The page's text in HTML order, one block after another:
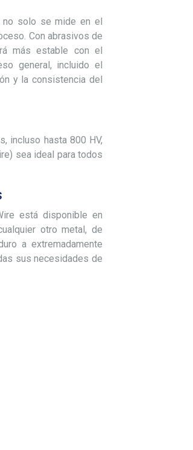
no solo se mide en el
Con abrasivos de
más estable con el
general, incluido el
y la consistencia del
incluso hasta 800 HV,
sea ideal para todos
está disponible en
otro metal, de
a extremadamente
sus necesidades de